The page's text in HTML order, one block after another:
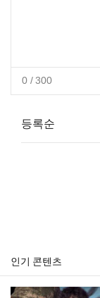
0/ 300
등록순
인기 콘텐츠